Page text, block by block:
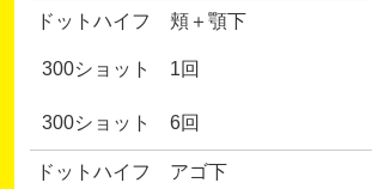
ドットハイフ 頬＋顎下
300ショット 1回
300ショット 6回
ドットハイフ アゴ下